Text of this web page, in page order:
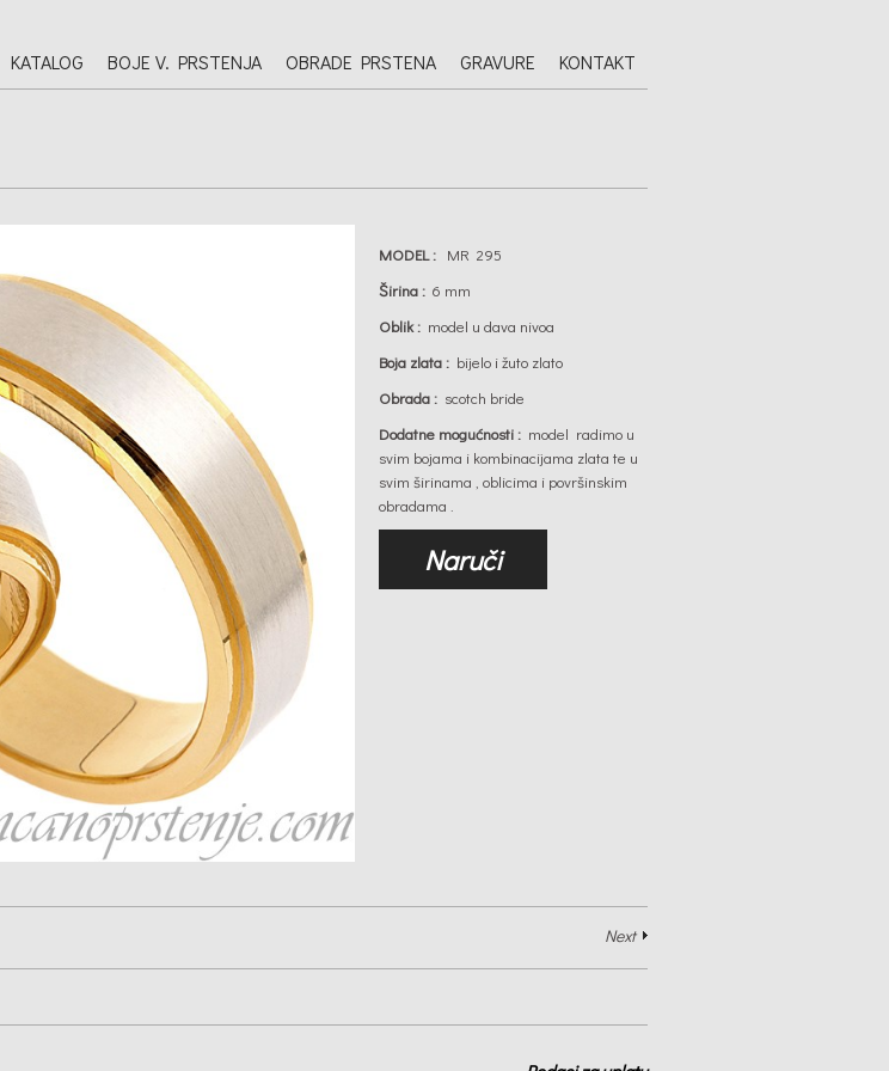
KATALOG BOJE V. PRSTENJA OBRADE PRSTENA GRAVURE KONTAKT
MODEL : MR 295
Širina : 6 mm
Oblik : model u dava nivoa
Boja zlata : bijelo i žuto zlato
Obrada : scotch bride
Dodatne mogućnosti : model radimo u
svim bojama i kombinacijama zlata te u
svim širinama , oblicima i površinskim
obradama .
Naruči
Next